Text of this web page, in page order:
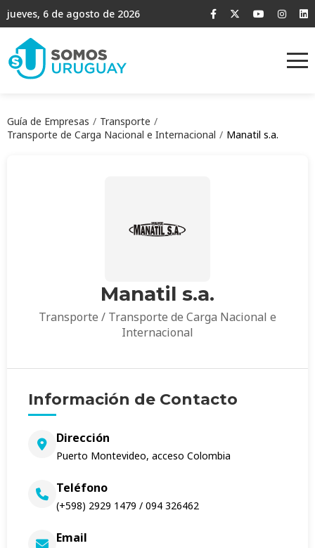
jueves, 6 de agosto de 2026
Guía de Empresas
Transporte
Transporte de Carga Nacional e Internacional
Manatil s.a.
Manatil s.a.
Transporte / Transporte de Carga Nacional e
Internacional
Información de Contacto
Dirección
Puerto Montevideo, acceso Colombia
Teléfono
(+598) 2929 1479 / 094 326462
Email